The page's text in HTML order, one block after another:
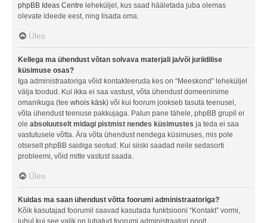
phpBB Ideas Centre leheküljel, kus saad hääletada juba olemas
olevate ideede eest, ning lisada oma.
Üles
Kellega ma ühendust võtan solvava materjali ja/või juriidilise
küsimuse osas?
Iga administraatoriga võid kontakteeruda kes on “Meeskond” leheküljel
välja toodud. Kui ikka ei saa vastust, võta ühendust domeeninime
omanikuga (tee whois käsk) või kui foorum jookseb tasuta teenusel,
võta ühendust teenuse pakkujaga. Palun pane tähele, phpBB grupil ei
ole absoluutselt midagi pistmist nendes küsimustes ja teda ei saa
vastutusele võtta. Ära võta ühendust nendega küsimuses, mis pole
otseselt phpBB saidiga seotud. Kui siiski saadad neile sedasorti
probleemi, võid mitte vastust saada.
Üles
Kuidas ma saan ühendust võtta foorumi administraatoriga?
Kõik kasutajad foorumil saavad kasutada funktsiooni “Kontakt” vormi,
juhul kui see valik on lubatud foorumi administraatori poolt.